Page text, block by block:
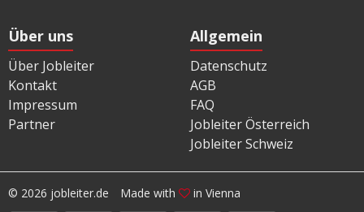
Über uns
Über Jobleiter
Kontakt
Impressum
Partner
Allgemein
Datenschutz
AGB
FAQ
Jobleiter Österreich
Jobleiter Schweiz
© 2026 jobleiter.de Made with in Vienna